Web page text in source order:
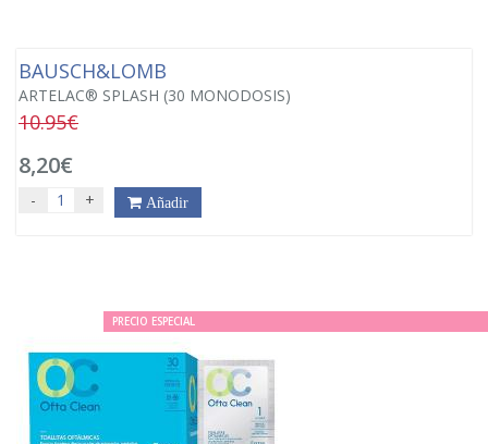
BAUSCH&LOMB
ARTELAC® SPLASH (30 MONODOSIS)
10.95€
8,20€
- + Añadir
PRECIO ESPECIAL